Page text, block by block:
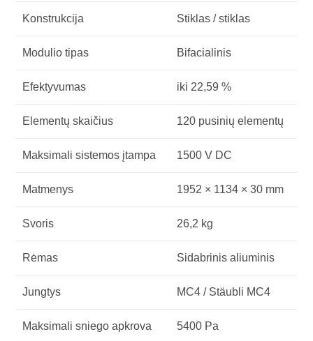
Konstrukcija Stiklas / stiklas
Modulio tipas Bifacialinis
Efektyvumas iki 22,59 %
Elementų skaičius 120 pusinių elementų
Maksimali sistemos įtampa 1500 V DC
Matmenys 1952 × 1134 × 30 mm
Svoris 26,2 kg
Rėmas Sidabrinis aliuminis
Jungtys MC4 / Stäubli MC4
Maksimali sniego apkrova 5400 Pa